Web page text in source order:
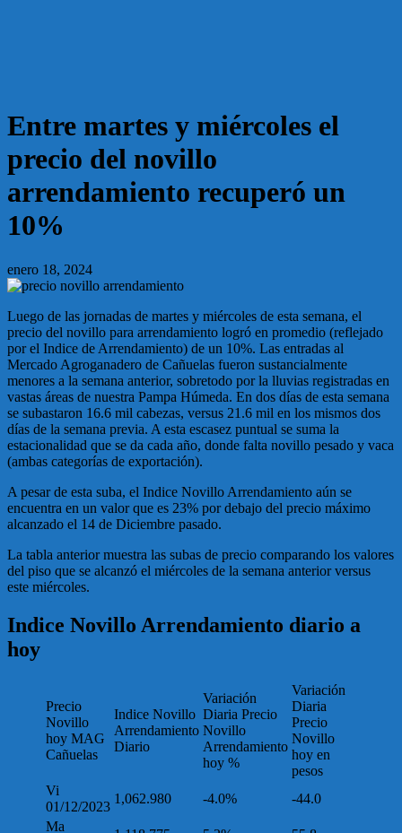
Entre martes y miércoles el
precio del novillo
arrendamiento recuperó un
10%
enero 18, 2024
Luego de las jornadas de martes y miércoles de esta semana, el
precio del novillo para arrendamiento logró en promedio (reflejado
por el Indice de Arrendamiento) de un 10%. Las entradas al
Mercado Agroganadero de Cañuelas fueron sustancialmente
menores a la semana anterior, sobretodo por la lluvias registradas en
vastas áreas de nuestra Pampa Húmeda. En dos días de esta semana
se subastaron 16.6 mil cabezas, versus 21.6 mil en los mismos dos
días de la semana previa. A esta escasez puntual se suma la
estacionalidad que se da cada año, donde falta novillo pesado y vaca
(ambas categorías de exportación).
A pesar de esta suba, el Indice Novillo Arrendamiento aún se
encuentra en un valor que es 23% por debajo del precio máximo
alcanzado el 14 de Diciembre pasado.
La tabla anterior muestra las subas de precio comparando los valores
del piso que se alcanzó el miércoles de la semana anterior versus
este miércoles.
Indice Novillo Arrendamiento diario a
hoy
Precio
Novillo
hoy MAG
Cañuelas
Indice Novillo
Arrendamiento
Diario
Variación
Diaria Precio
Novillo
Arrendamiento
hoy %
Variación
Diaria
Precio
Novillo
hoy en
pesos
Vi
01/12/2023
1,062.980 -4.0%
-44.0
Ma